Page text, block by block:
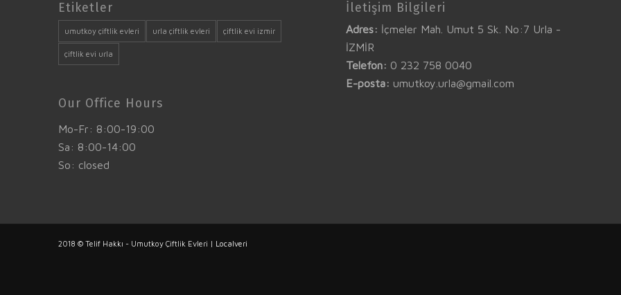
Etiketler
umutkoy çiftlik evleri urla çiftlik evleri çiftlik evi izmir
çiftlik evi urla
Our Office Hours
Mo-Fr: 8:00-19:00
Sa: 8:00-14:00
So: closed
İletişim Bilgileri
Adres: İçmeler Mah. Umut 5 Sk. No:7 Urla -
İZMİR
Telefon: 0 232 758 0040
E-posta: umutkoy.urla@gmail.com
2018 © Telif Hakkı - Umutkoy Çiftlik Evleri | Localveri